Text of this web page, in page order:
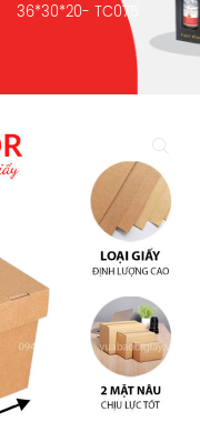
36*30*20- TC075